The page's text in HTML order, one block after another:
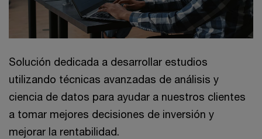
Solución dedicada a desarrollar estudios
utilizando técnicas avanzadas de análisis y
ciencia de datos para ayudar a nuestros clientes
a tomar mejores decisiones de inversión y
mejorar la rentabilidad.